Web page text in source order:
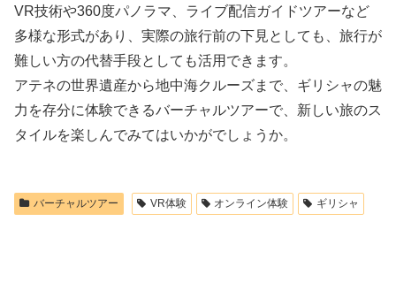
VR技術や360度パノラマ、ライブ配信ガイドツアーなど
多様な形式があり、実際の旅行前の下見としても、旅行が
難しい方の代替手段としても活用できます。
アテネの世界遺産から地中海クルーズまで、ギリシャの魅
力を存分に体験できるバーチャルツアーで、新しい旅のス
タイルを楽しんでみてはいかがでしょうか。
バーチャルツアー VR体験 オンライン体験 ギリシャ